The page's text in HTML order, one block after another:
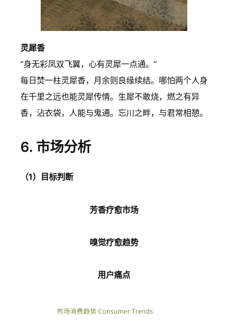
灵犀香
“身无彩凤双飞翼，心有灵犀一点通。”
每日焚一柱灵犀香，月余则良缘续结。哪怕两个人身
在千里之远也能灵犀传情。生犀不敢烧，燃之有异
香，沾衣袋，人能与鬼通。忘川之畔，与君常相憩。
6. 市场分析
（1）目标判断
芳香疗愈市场
嗅觉疗愈趋势
用户痛点